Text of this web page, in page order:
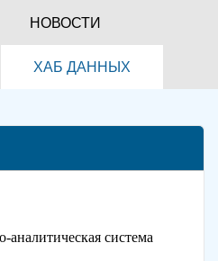
НОВОСТИ
ХАБ ДАННЫХ
система